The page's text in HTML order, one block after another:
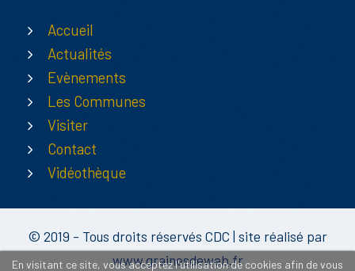
Accueil
Actualités
Evènements
Les Communes
Visiter
Contact
Vidéothèque
© 2019 - Tous droits réservés CDC | site réalisé par
www.grainesdeweb.fr
En visitant ce site, vous acceptez l'utilisation de cookies afin de vous